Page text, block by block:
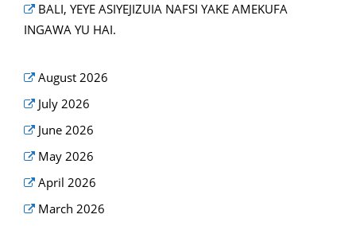
BALI, YEYE ASIYEJIZUIA NAFSI YAKE AMEKUFA
INGAWA YU HAI.
August 2026
July 2026
June 2026
May 2026
April 2026
March 2026